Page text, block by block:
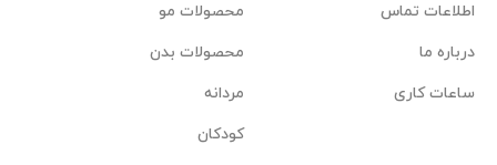
اطلاعات تماس
درباره ما
ساعات کاری
محصولات مو
محصولات بدن
مردانه
کودکان